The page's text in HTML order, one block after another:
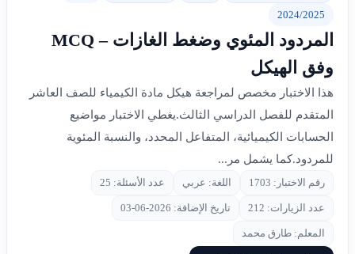
2024/2025
المردود المئوي وضغط الغازات – MCQ
وفق الهيكل
هذا الاختبار مخصص لمراجعة هيكل مادة الكيمياء للصف العاشر
المتقدم للفصل الدراسي الثالث.يغطي الاختبار مواضيع
الحسابات الكيميائية، المتفاعل المحدد، والنسبة المئوية
للمردود.كما يشمل مر...
رقم الاختبار: 1703 اللغة: عربي عدد الأسئلة: 25
عدد الزيارات: 212 تاريخ الإضافة: 2026-06-03
المعلم: طارق محمد